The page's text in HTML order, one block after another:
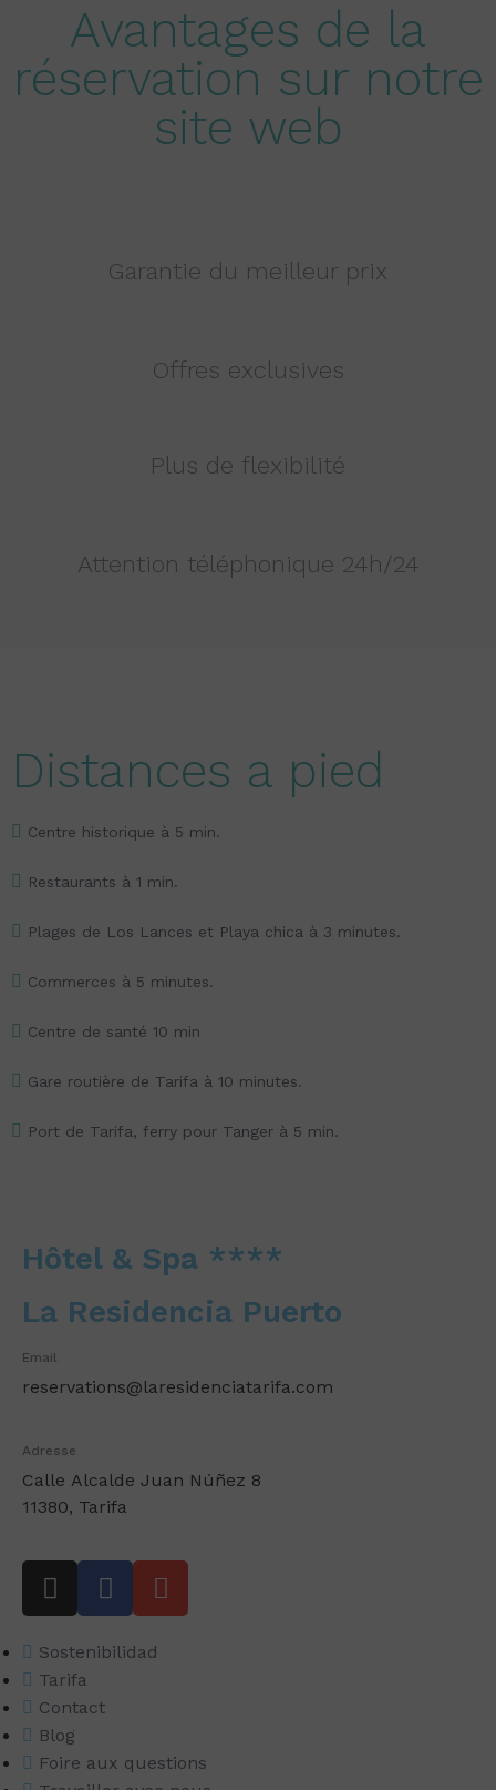
Avantages de la
réservation sur notre
site web
Garantie du meilleur prix
Offres exclusives
Plus de flexibilité
Attention téléphonique 24h/24
Distances a pied
Centre historique à 5 min.
Restaurants à 1 min.
Plages de Los Lances et Playa chica à 3 minutes.
Commerces à 5 minutes.
Centre de santé 10 min
Gare routière de Tarifa à 10 minutes.
Port de Tarifa, ferry pour Tanger à 5 min.
Hôtel & Spa ****
La Residencia Puerto
Email
reservations@laresidenciatarifa.com
Adresse
Calle Alcalde Juan Núñez 8
11380, Tarifa
Sostenibilidad
Tarifa
Contact
Blog
Foire aux questions